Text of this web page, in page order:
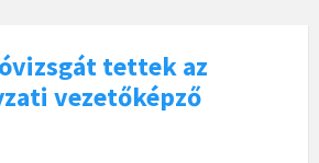
tettek az
vezetőképző